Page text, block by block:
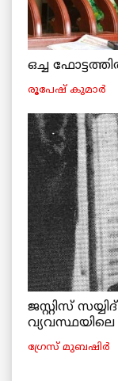
ഒച്ച
രൂപേഷ്‌ കുമാര്‍
ജസ്റ്റിസ്
വ്യവസ്ഥയിലെ
ഗ്രേസ് മുബഷിർ